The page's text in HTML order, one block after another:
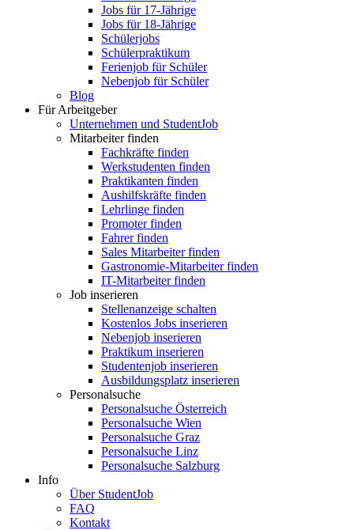
Jobs für 17-Jährige
Jobs für 18-Jährige
Schülerjobs
Schülerpraktikum
Ferienjob für Schüler
Nebenjob für Schüler
Blog
Für Arbeitgeber
Unternehmen und StudentJob
Mitarbeiter finden
Fachkräfte finden
Werkstudenten finden
Praktikanten finden
Aushilfskräfte finden
Lehrlinge finden
Promoter finden
Fahrer finden
Sales Mitarbeiter finden
Gastronomie-Mitarbeiter finden
IT-Mitarbeiter finden
Job inserieren
Stellenanzeige schalten
Kostenlos Jobs inserieren
Nebenjob inserieren
Praktikum inserieren
Studentenjob inserieren
Ausbildungsplatz inserieren
Personalsuche
Personalsuche Österreich
Personalsuche Wien
Personalsuche Graz
Personalsuche Linz
Personalsuche Salzburg
Info
Über StudentJob
FAQ
Kontakt